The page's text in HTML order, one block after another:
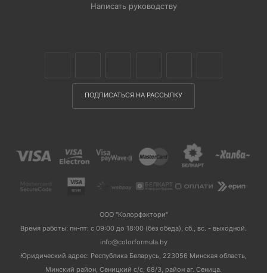
Написать руководству
ПОДПИСАТЬСЯ НА РАССЫЛКУ
ООО "Колорфэктори"
Время работы: пн-пт: с 09:00 до 18:00 (без обеда), сб., вс. - выходной.
info@colorformula.by
Юридический адрес: Республика Беларусь, 223056 Минская область,
Минский район, Сеницкий с/с, 68/3, район аг. Сеница.